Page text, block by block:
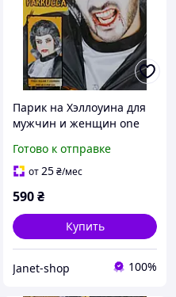
Парик на Хэллоуина для
мужчин и женщин one
Готово к отправке
от25₴/мес
590₴
Купить
Janet-shop 100%